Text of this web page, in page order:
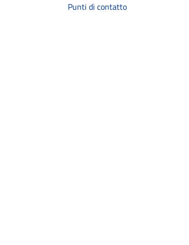
Punti di contatto